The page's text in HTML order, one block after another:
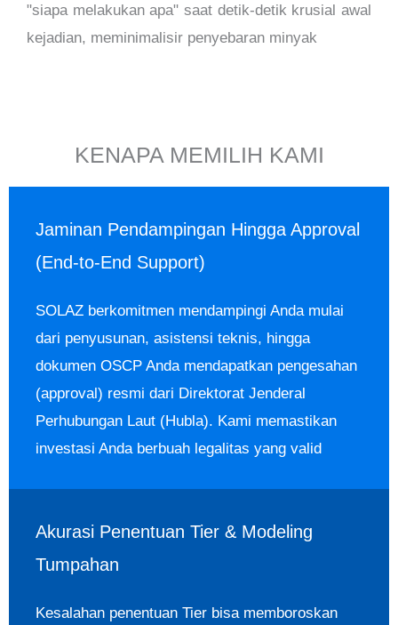
"siapa melakukan apa" saat detik-detik krusial awal
kejadian, meminimalisir penyebaran minyak
KENAPA MEMILIH KAMI
Jaminan Pendampingan Hingga Approval
(End-to-End Support)
SOLAZ berkomitmen mendampingi Anda mulai
dari penyusunan, asistensi teknis, hingga
dokumen OSCP Anda mendapatkan pengesahan
(approval) resmi dari Direktorat Jenderal
Perhubungan Laut (Hubla). Kami memastikan
investasi Anda berbuah legalitas yang valid
Akurasi Penentuan Tier & Modeling
Tumpahan
Kesalahan penentuan Tier bisa memboroskan